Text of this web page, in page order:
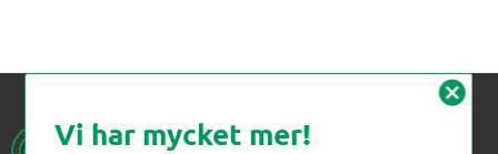
cancel
Vi har mycket mer!